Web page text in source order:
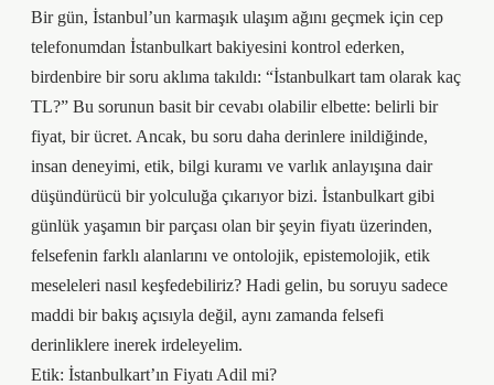
Bir gün, İstanbul’un karmaşık ulaşım ağını geçmek için cep
telefonumdan İstanbulkart bakiyesini kontrol ederken,
birdenbire bir soru aklıma takıldı: “İstanbulkart tam olarak kaç
TL?” Bu sorunun basit bir cevabı olabilir elbette: belirli bir
fiyat, bir ücret. Ancak, bu soru daha derinlere inildiğinde,
insan deneyimi, etik, bilgi kuramı ve varlık anlayışına dair
düşündürücü bir yolculuğa çıkarıyor bizi. İstanbulkart gibi
günlük yaşamın bir parçası olan bir şeyin fiyatı üzerinden,
felsefenin farklı alanlarını ve ontolojik, epistemolojik, etik
meseleleri nasıl keşfedebiliriz? Hadi gelin, bu soruyu sadece
maddi bir bakış açısıyla değil, aynı zamanda felsefi
derinliklere inerek irdeleyelim.
Etik: İstanbulkart’ın Fiyatı Adil mi?